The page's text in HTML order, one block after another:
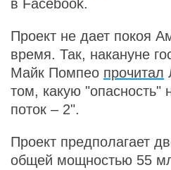
в Facebook.
Проект не дает покоя
время. Так, накануне
Майк Помпео прочитал
том, какую "опасность"
поток – 2".
Проект предполагает
общей мощностью 55